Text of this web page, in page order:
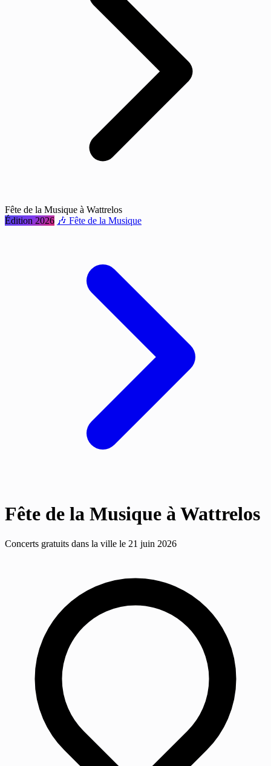
Fête de la Musique à Wattrelos
Édition 2026 🎶 Fête de la Musique
Fête de la Musique à Wattrelos
Concerts gratuits dans la ville le 21 juin 2026